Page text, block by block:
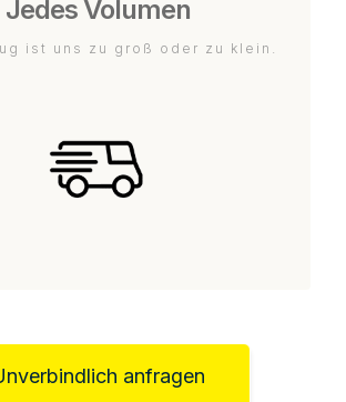
Jedes Volumen
ist uns zu groß oder zu klein.
anfragen